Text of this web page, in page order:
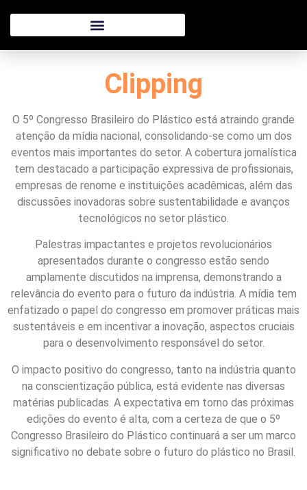
Clipping
O 5º Congresso Brasileiro do Plástico está atraindo grande
atenção da mídia nacional, consolidando-se como um dos
eventos mais importantes do setor. A cobertura jornalística
tem destacado a participação expressiva de profissionais,
empresas de renome e instituições acadêmicas, além das
discussões inovadoras sobre sustentabilidade e avanços
tecnológicos no setor plástico.
Palestras impactantes e projetos revolucionários
apresentados durante o congresso estão sendo
amplamente discutidos na imprensa, demonstrando a
relevância do evento para o futuro da indústria. A mídia tem
enfatizado o papel do congresso em promover práticas mais
sustentáveis e em incentivar a inovação, aspectos cruciais
para o desenvolvimento responsável do setor.
O impacto positivo do congresso, tanto na indústria quanto
na conscientização pública, está evidente nas diversas
matérias publicadas. A expectativa em torno das próximas
edições do evento é alta, com a certeza de que o 5º
Congresso Brasileiro do Plástico continuará a ser um marco
significativo no debate sobre o futuro do plástico no Brasil.